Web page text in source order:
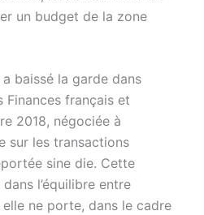
un budget de la zone
baissé la garde dans
Finances français et
2018, négociée à
sur les transactions
sine die. Cette
l’équilibre entre
ne porte, dans le cadre